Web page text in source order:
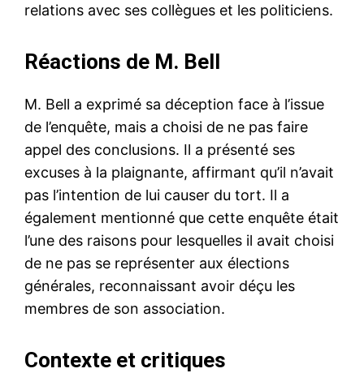
relations avec ses collègues et les politiciens.
Réactions de M. Bell
M. Bell a exprimé sa déception face à l’issue
de l’enquête, mais a choisi de ne pas faire
appel des conclusions. Il a présenté ses
excuses à la plaignante, affirmant qu’il n’avait
pas l’intention de lui causer du tort. Il a
également mentionné que cette enquête était
l’une des raisons pour lesquelles il avait choisi
de ne pas se représenter aux élections
générales, reconnaissant avoir déçu les
membres de son association.
Contexte et critiques